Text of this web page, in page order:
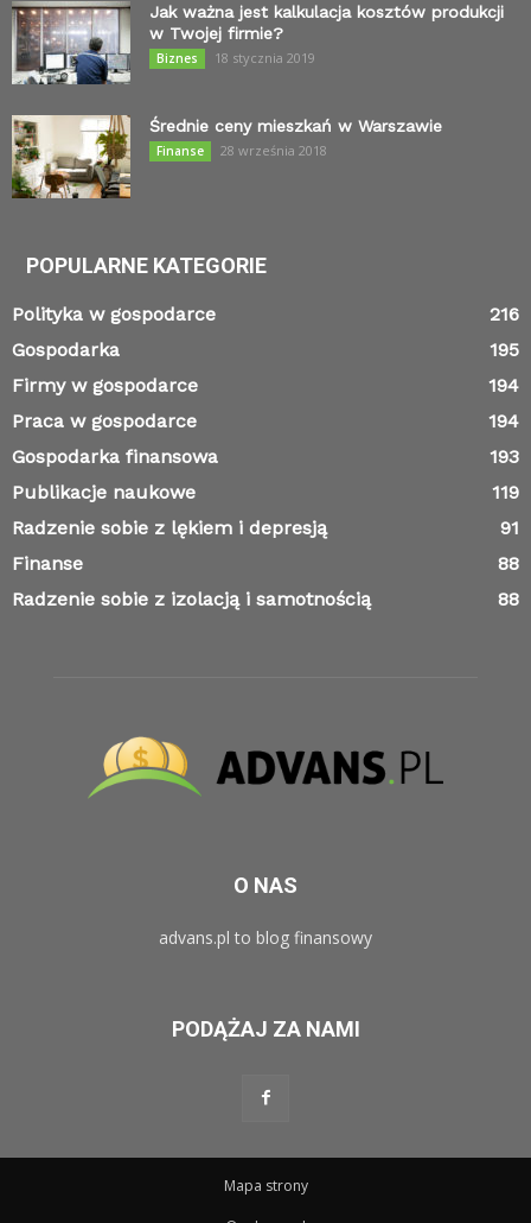
Jak ważna jest kalkulacja kosztów produkcji
w Twojej firmie?
Biznes 18 stycznia 2019
Średnie ceny mieszkań w Warszawie
Finanse 28 września 2018
POPULARNE KATEGORIE
Polityka w gospodarce
216
Gospodarka
195
Firmy w gospodarce
194
Praca w gospodarce
194
Gospodarka finansowa
193
Publikacje naukowe
119
Radzenie sobie z lękiem i depresją
91
Finanse
88
Radzenie sobie z izolacją i samotnością
88
O NAS
advans.pl to blog finansowy
PODĄŻAJ ZA NAMI
Mapa strony